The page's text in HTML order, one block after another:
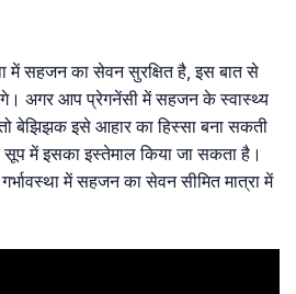
में सहजन का सेवन सुरक्षित है, इस बात से
अगर आप प्रेगनेंसी में सहजन के स्वास्थ्य
बेझिझक इसे आहार का हिस्सा बना सकती
में इसका इस्तेमाल किया जा सकता है।
में सहजन का सेवन सीमित मात्रा में